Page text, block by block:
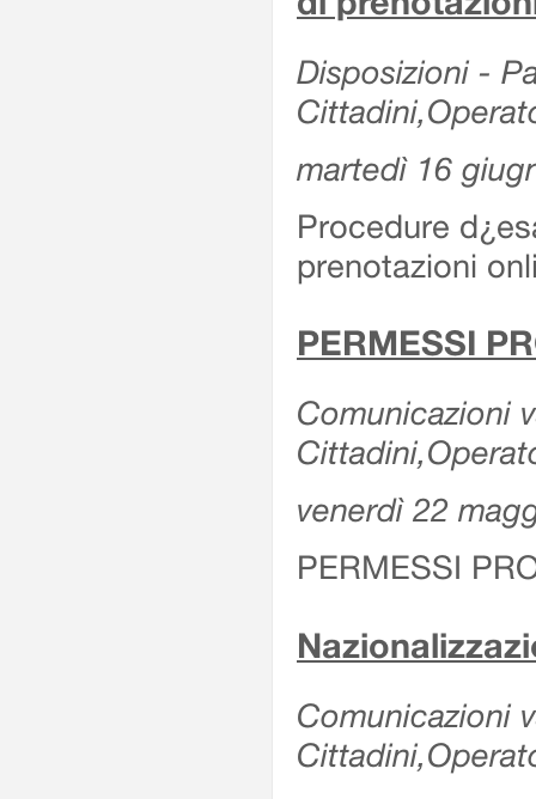
Disposizioni -
martedì 16
Procedure
prenotazioni
PERMESSI
Comunicazioni
venerdì 22
PERMESSI
Comunicazioni